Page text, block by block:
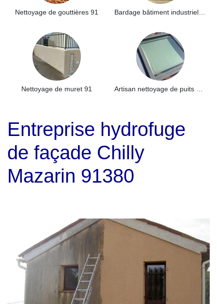
Nettoyage de gouttières 91
Nettoyage de muret 91
Entreprise hydrofuge
de façade Chilly
Mazarin 91380